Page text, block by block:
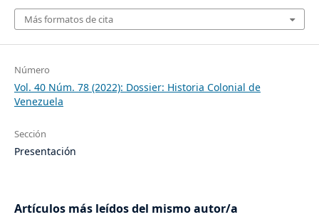
Más formatos de cita
Número
Vol. 40 Núm. 78 (2022): Dossier: Historia Colonial de
Venezuela
Sección
Presentación
Artículos más leídos del mismo autor/a